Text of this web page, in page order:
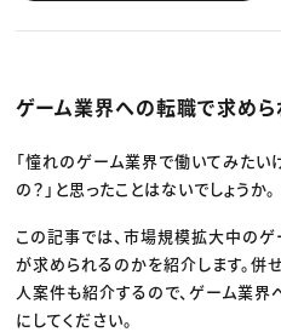
デザイン
編集・ライティング
マーケティング
業界解説・キャリア事情
お役立ち基礎知識
TOP Creator’s コラム
Webクリエイター
アプリクリエイター
映像クリエイター
マーケッター
クリエイターインタビュー
セミナー
ニュース・トレンド
ニュース・トレンド トップ
映像
ゲーム・エンタメ
広告
出版
CREATIVE VILLAGEからのお
ゲーム業界への転職で求め
「憧れのゲーム業界で働いてみたい
の？」と思ったことはないでしょうか。
この記事では、市場規模拡大中の
が求められるのかを紹介します。併
人案件も紹介するので、ゲーム業界
にしてください。